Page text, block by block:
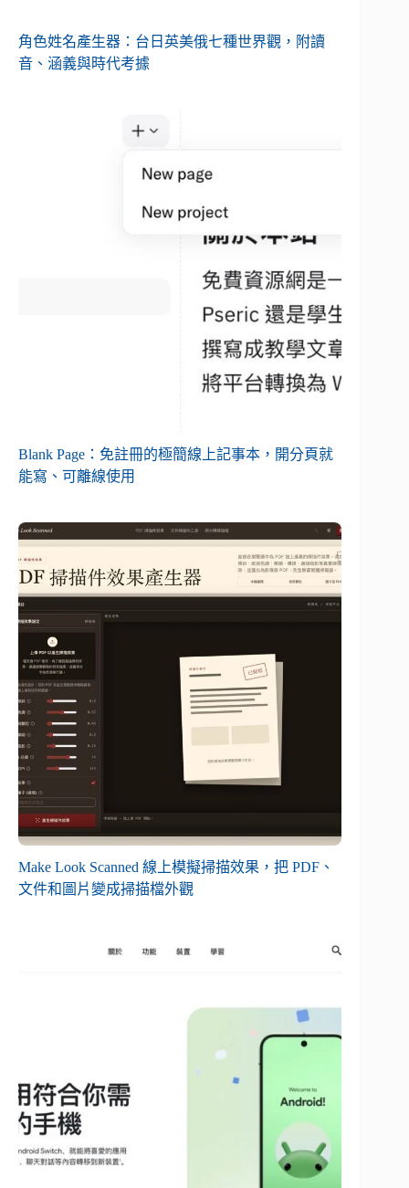
角色姓名產生器：台日英美俄七種世界觀，附讀
音、涵義與時代考據
Blank Page：免註冊的極簡線上記事本，開分頁就
能寫、可離線使用
Make Look Scanned 線上模擬掃描效果，把 PDF、
文件和圖片變成掃描檔外觀